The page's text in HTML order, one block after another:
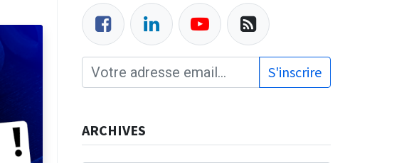
S'inscrire
ARCHIVES